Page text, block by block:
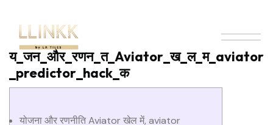
य_जन_और_रणन_त_Aviator_ख_ल_म_aviator
_predictor_hack_क
योजना और रणनीति Aviator खेल में, aviator